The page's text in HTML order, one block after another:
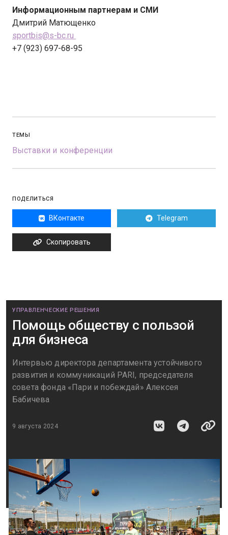
Информационным партнерам и СМИ
Дмитрий Матющенко
sportbis@s-bc.ru
+7 (923) 697-68-95
ТЕМЫ
Выставки и конференции
ПОДЕЛИТЬСЯ
ВКонтакте Telegram
Скопировать
УПРАВЛЕНЧЕСКИЕ РЕШЕНИЯ
Помощь обществу с пользой
для бизнеса
Интервью директора департамента устойчивого
развития и коммуникаций PARI, председателя
совета фонда «Пари и побеждай» Алексея
Бабичева
9 августа 2024